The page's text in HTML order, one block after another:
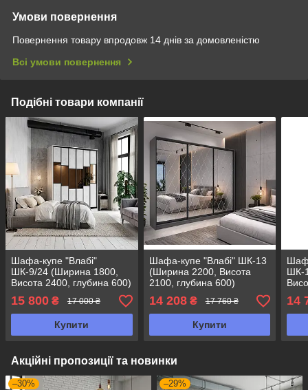
Умови повернення
Повернення товару впродовж 14 днів за домовленістю
Всі умови повернення
Подібні товари компанії
Шафа-купе "Влабі"
ШК-9/24 (Ширина 1800,
Висота 2400, глубина 600)
15 800 ₴ 17 000 ₴
Купити
Шафа-купе "Влабі" ШК-13
(Ширина 2200, Висота
2100, глубина 600)
14 208₴ 17 760 ₴
Купити
ШК-
14
Акційні пропозиції та новинки
–30% –29%